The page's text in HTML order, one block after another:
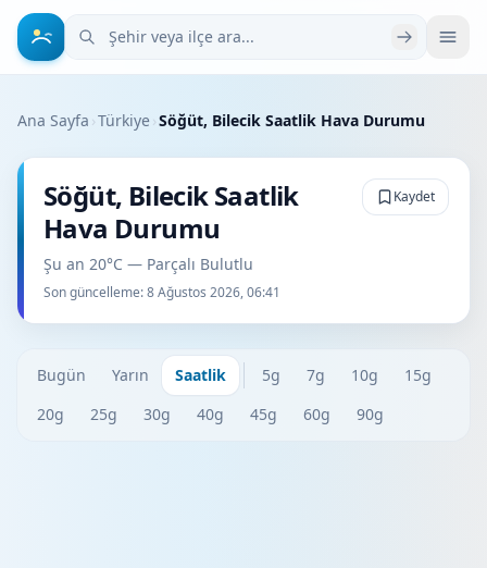
Şehir veya ilçe ara
Ana Sayfa ›Türkiye›Söğüt, Bilecik Saatlik Hava Durumu
Söğüt, Bilecik Saatlik
Hava Durumu
Şu an 20°C — Parçalı Bulutlu
Son güncelleme:8 Ağustos 2026, 06:41
Kaydet
Bugün Yarın Saatlik 5g 7g 10g
15g
20g
25g 30g 40g 45g 60g 90g